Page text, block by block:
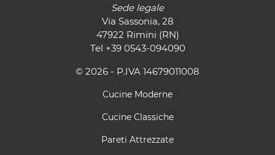
Sede legale
Via Sassonia, 28
47922 Rimini (RN)
Tel +39 0543-094090
© 2026 - P.IVA 14679011008
Cucine Moderne
Cucine Classiche
Pareti Attrezzate